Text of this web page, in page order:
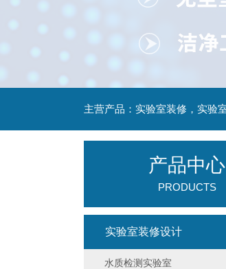
产品中心
PRODUCTS
实验室装修设计
水质检测实验室